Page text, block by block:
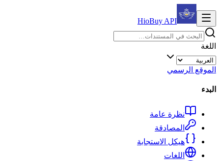
HioBuy API
اللغة
الموقع الرسمي
البدء
نظرة عامة
المصادقة
هيكل الاستجابة
اللغات